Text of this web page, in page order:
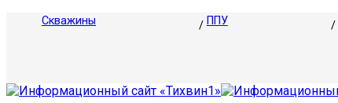
Скважины ППУ